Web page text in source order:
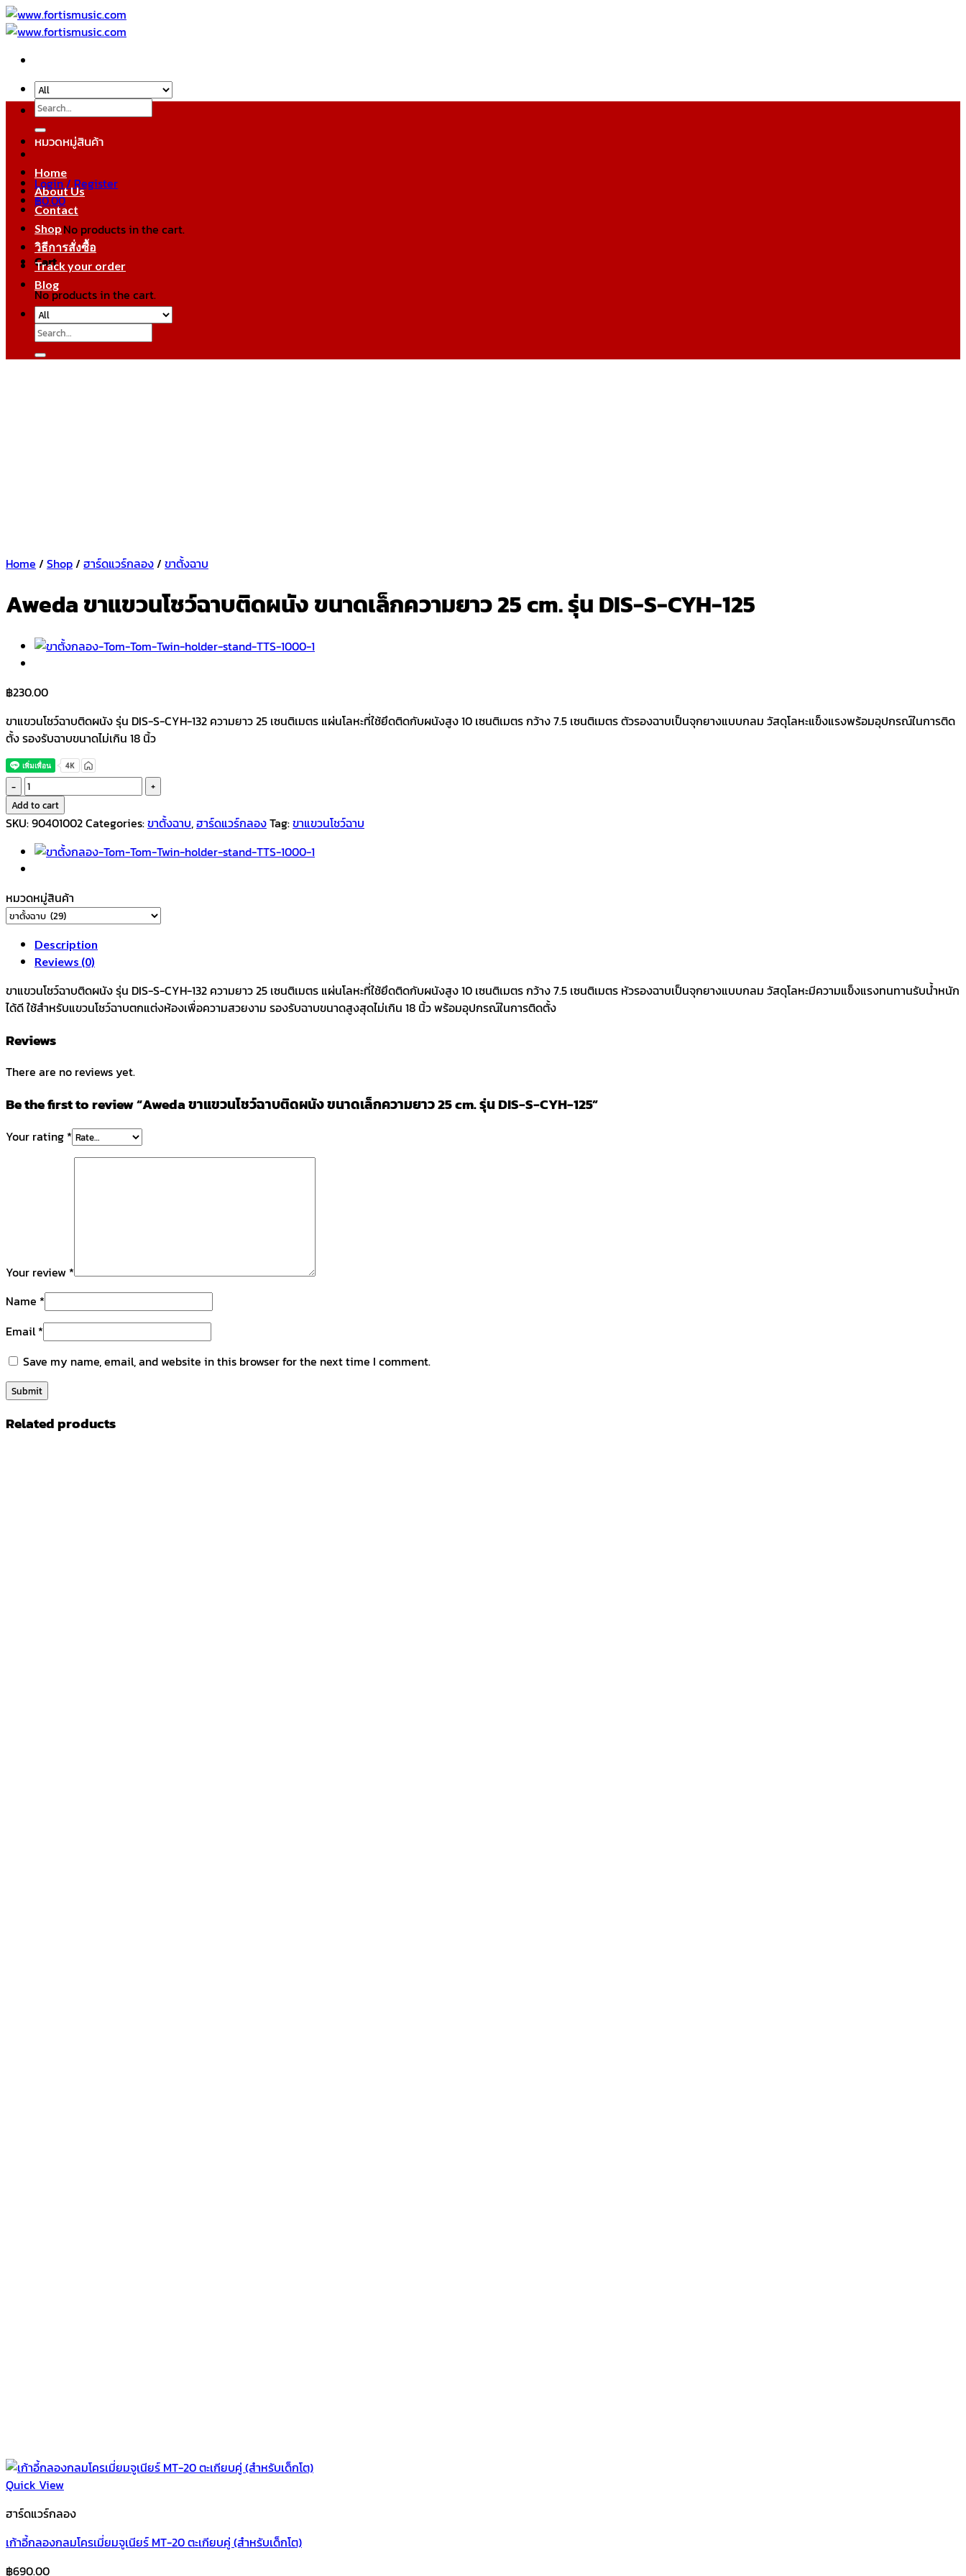
Skip
to
Search
for:
Login / Register
฿0.00
No products in the cart.
Cart
No products in the cart.
หมวดหมู่สินค้า
Home
About Us
Contact
Shop
วิธีการสั่งซื้อ
Track your order
Blog
Search
for:
Home / Shop/ ฮาร์ดแวร์กลอง/ ขาตั้งฉาบ
Aweda ขาแขวนโชว์ฉาบติดผนัง ขนาดเล็กความยาว 25 cm. รุ่น DIS-S-CYH-125
฿230.00
ขาแขวนโชว์ฉาบติดผนัง รุ่น DIS-S-CYH-132 ความยาว 25 เซนติเมตร แผ่นโลหะที่ใช้ยึดติดกับผนังสูง 10 เซนติเมตร กว้าง 7.5 เซนติเมตร ตัวรองฉาบเป็นจุกยางแบบกลม วัสดุโลหะแข็งแรงพร้อมอุปกรณ์ในการติด
ตั้ง รองรับฉาบขนาดไม่เกิน 18 นิ้ว
Aweda
ขา
แขวน
ฉาบ
ติด
ขนาด
เล็ก
ความ
ยาว
cm.
รุ่น
S-
125
quantity
Add to cart
SKU:90401002Categories:ขาตั้งฉาบ,ฮาร์ดแวร์กลองTag:ขาแขวนโชว์ฉาบ
หมวดหมู่สินค้า
Description
Reviews (0)
ขาแขวนโชว์ฉาบติดผนัง รุ่น DIS-S-CYH-132 ความยาว 25 เซนติเมตร แผ่นโลหะที่ใช้ยึดติดกับผนังสูง 10 เซนติเมตร กว้าง 7.5 เซนติเมตร หัวรองฉาบเป็นจุกยางแบบกลม วัสดุโลหะมีความแข็งแรงทนทานรับน้ำหนัก
ได้ดี ใช้สำหรับแขวนโชว์ฉาบตกแต่งห้องเพื่อความสวยงาม รองรับฉาบขนาดสูงสุดไม่เกิน 18 นิ้ว พร้อมอุปกรณ์ในการติดตั้ง
Reviews
There are no reviews yet.
Be the first to review “Aweda ขาแขวนโชว์ฉาบติดผนัง ขนาดเล็กความยาว 25 cm. รุ่น DIS-S-CYH-125”
Your rating *
Your review *
Name *
Email*
Save my name, email, and website in this browser for the next time I comment.
Related products
Quick View
ฮาร์ดแวร์กลอง
เก้าอี้กลองกลมโครเมี่ยมจูเนียร์ MT-20 ตะเกียบคู่ (สำหรับเด็กโต)
฿690.00